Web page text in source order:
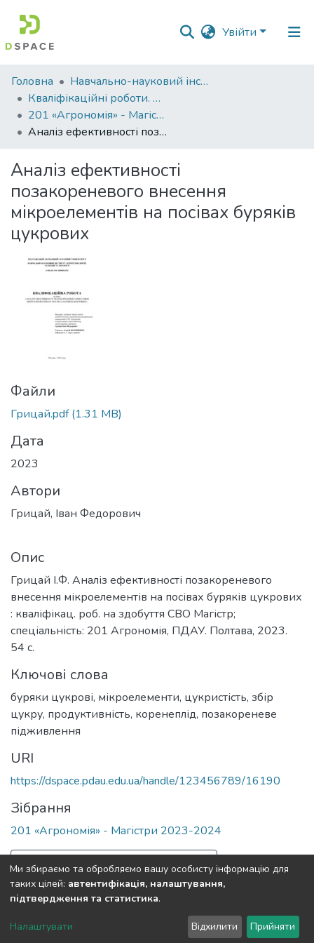
Увійти
Фонди
та
зібрання
Пошук за критеріями
Статистика
Головна
Навчально-науковий інститут агротехнологій, селекції та екології
Кваліфікаційні роботи. ННІ агротехнологій, селекції та екології
201 «Агрономія» - Магістри 2023-2024
Аналіз ефективності позакореневого внесення мікроелементів на посівах буряків цукрових
Аналіз ефективності
позакореневого внесення
мікроелементів на посівах буряків
цукрових
Файли
Грицай.pdf(1.31 MB)
Дата
2023
Автори
Грицай, Іван Федорович
Опис
Грицай І.Ф. Аналіз ефективності позакореневого
внесення мікроелементів на посівах буряків цукрових
: кваліфікац. роб. на здобуття СВО Магістр;
спеціальність: 201 Агрономія, ПДАУ. Полтава, 2023.
54 с.
Ключові слова
буряки цукрові, мікроелементи, цукристість, збір
цукру, продуктивність, коренеплід, позакореневе
підживлення
URI
https://dspace.pdau.edu.ua/handle/123456789/16190
Зібрання
201 «Агрономія» - Магістри 2023-2024
Повна інформація про документ
Полтавський державний аграрний університет
LYRASIS
Зворотній зв'язок
Ми збираємо та обробляємо вашу особисту інформацію для
таких цілей: автентифікація, налаштування,
підтвердження та статистика.
Налаштувати Відхилити Прийняти